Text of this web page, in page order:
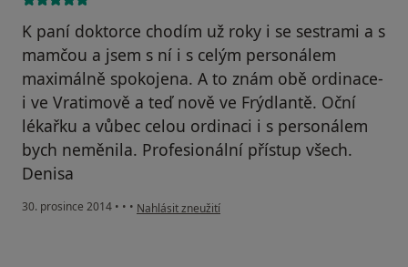
K paní doktorce chodím už roky i se sestrami a s
mamčou a jsem s ní i s celým personálem
maximálně spokojena. A to znám obě ordinace-
i ve Vratimově a teď nově ve Frýdlantě. Oční
lékařku a vůbec celou ordinaci i s personálem
bych neměnila. Profesionální přístup všech.
Denisa
30. prosince 2014 • • • podle názoru uživatele Váš účet byl odstraněn
Nahlásit zneužití